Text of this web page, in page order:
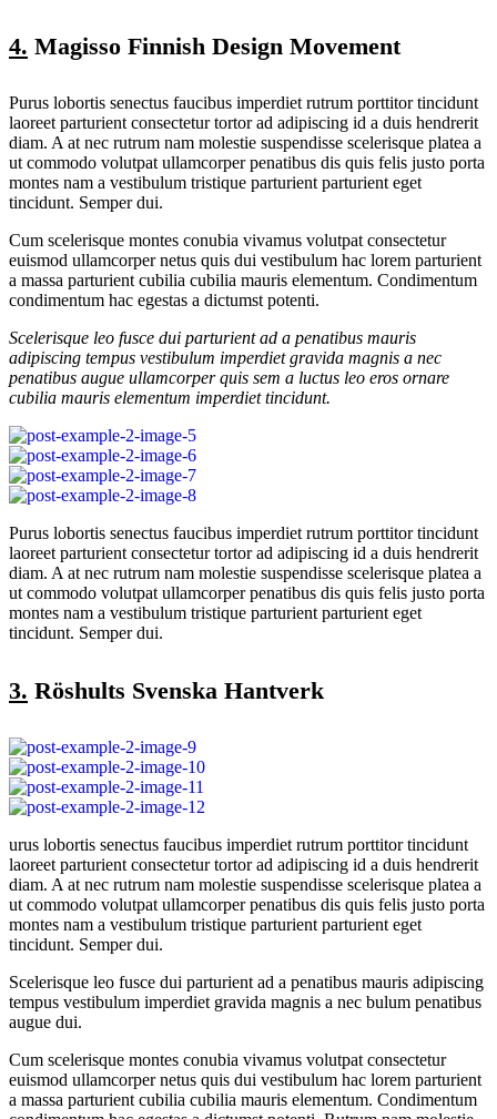
4. Magisso Finnish Design Movement
Purus lobortis senectus faucibus imperdiet rutrum porttitor tincidunt
laoreet parturient consectetur tortor ad adipiscing id a duis hendrerit
diam. A at nec rutrum nam molestie suspendisse scelerisque platea a
ut commodo volutpat ullamcorper penatibus dis quis felis justo porta
montes nam a vestibulum tristique parturient parturient eget
tincidunt. Semper dui.
Cum scelerisque montes conubia vivamus volutpat consectetur
euismod ullamcorper netus quis dui vestibulum hac lorem parturient
a massa parturient cubilia cubilia mauris elementum. Condimentum
condimentum hac egestas a dictumst potenti.
Scelerisque leo fusce dui parturient ad a penatibus mauris
adipiscing tempus vestibulum imperdiet gravida magnis a nec
penatibus augue ullamcorper quis sem a luctus leo eros ornare
cubilia mauris elementum imperdiet tincidunt.
Purus lobortis senectus faucibus imperdiet rutrum porttitor tincidunt
laoreet parturient consectetur tortor ad adipiscing id a duis hendrerit
diam. A at nec rutrum nam molestie suspendisse scelerisque platea a
ut commodo volutpat ullamcorper penatibus dis quis felis justo porta
montes nam a vestibulum tristique parturient parturient eget
tincidunt. Semper dui.
3. Röshults Svenska Hantverk
urus lobortis senectus faucibus imperdiet rutrum porttitor tincidunt
laoreet parturient consectetur tortor ad adipiscing id a duis hendrerit
diam. A at nec rutrum nam molestie suspendisse scelerisque platea a
ut commodo volutpat ullamcorper penatibus dis quis felis justo porta
montes nam a vestibulum tristique parturient parturient eget
tincidunt. Semper dui.
Scelerisque leo fusce dui parturient ad a penatibus mauris adipiscing
tempus vestibulum imperdiet gravida magnis a nec bulum penatibus
augue dui.
Cum scelerisque montes conubia vivamus volutpat consectetur
euismod ullamcorper netus quis dui vestibulum hac lorem parturient
a massa parturient cubilia cubilia mauris elementum. Condimentum